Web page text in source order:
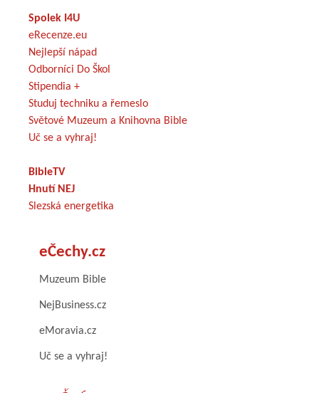
Spolek I4U
eRecenze.eu
Nejlepší nápad
Odborníci Do Škol
Stipendia +
Studuj techniku a řemeslo
Světové Muzeum a Knihovna Bible
Uč se a vyhraj!
BibleTV
Hnutí NEJ
Slezská energetika
eČechy.cz
Muzeum Bible
NejBusiness.cz
eMoravia.cz
Uč se a vyhraj!